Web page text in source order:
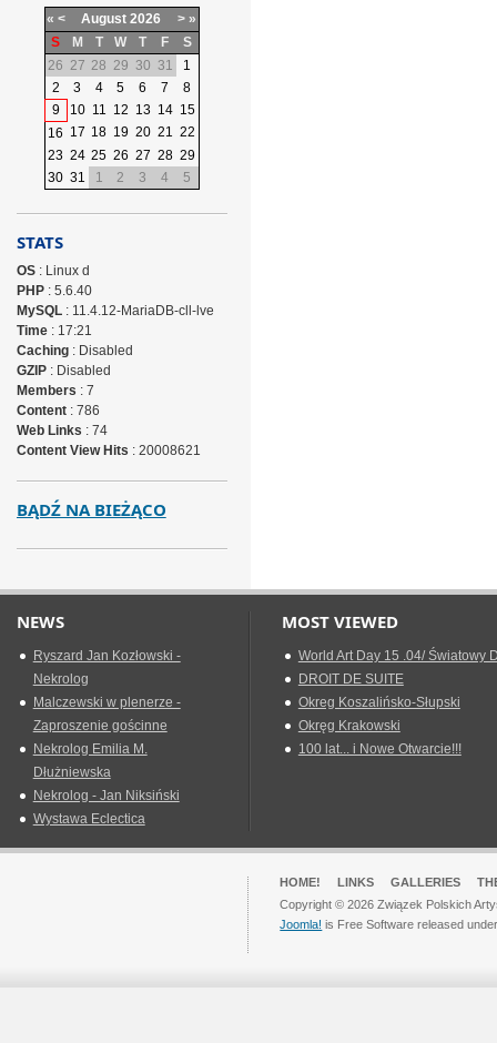
« < August 2026 > »
S
M T W T F
S
26 27 28 29 30 31
1
2
3 4 5 6 7
8
9
10 11 12 13 14 15
16 17 18 19 20 21 22
23 24 25 26 27 28 29
30 31 1 2 3 4 5
STATS
OS: Linux d
PHP: 5.6.40
MySQL: 11.4.12-MariaDB-cll-lve
Time: 17:21
Caching: Disabled
GZIP: Disabled
Members : 7
Content: 786
Web Links : 74
Content View Hits : 20008621
BĄDŹ NA BIEŻĄCO
NEWS
Ryszard Jan Kozłowski -
Nekrolog
Malczewski w plenerze -
Zaproszenie gościnne
Nekrolog Emilia M.
Dłużniewska
Nekrolog - Jan Niksiński
Wystawa Eclectica
MOST VIEWED
World Art Day 15 .04/ Światowy
DROIT DE SUITE
Okreg Koszalińsko-Słupski
Okręg Krakowski
100 lat... i Nowe Otwarcie!!!
HOME! LINKS GALLERIES
Copyright © 2026 Związek Polskich
Joomla! is Free Software released